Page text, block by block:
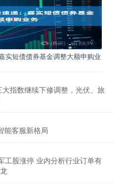
实短债债券基金调整大额申购业
指数继续下修调整，光伏、旅
能客服新格局
工股涨停 业内分析行业订单有